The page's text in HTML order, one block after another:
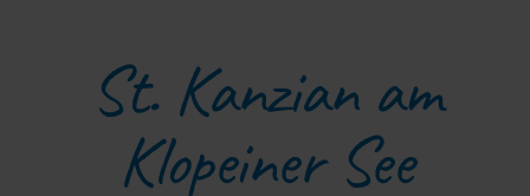
St. Kanzian am
Klopeiner See